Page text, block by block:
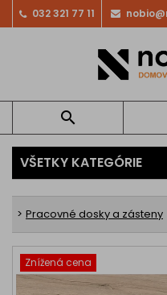
032 321 77 11

VŠETKY KATEGÓRIE
Pracovné dosky a zásteny
Znížená cena